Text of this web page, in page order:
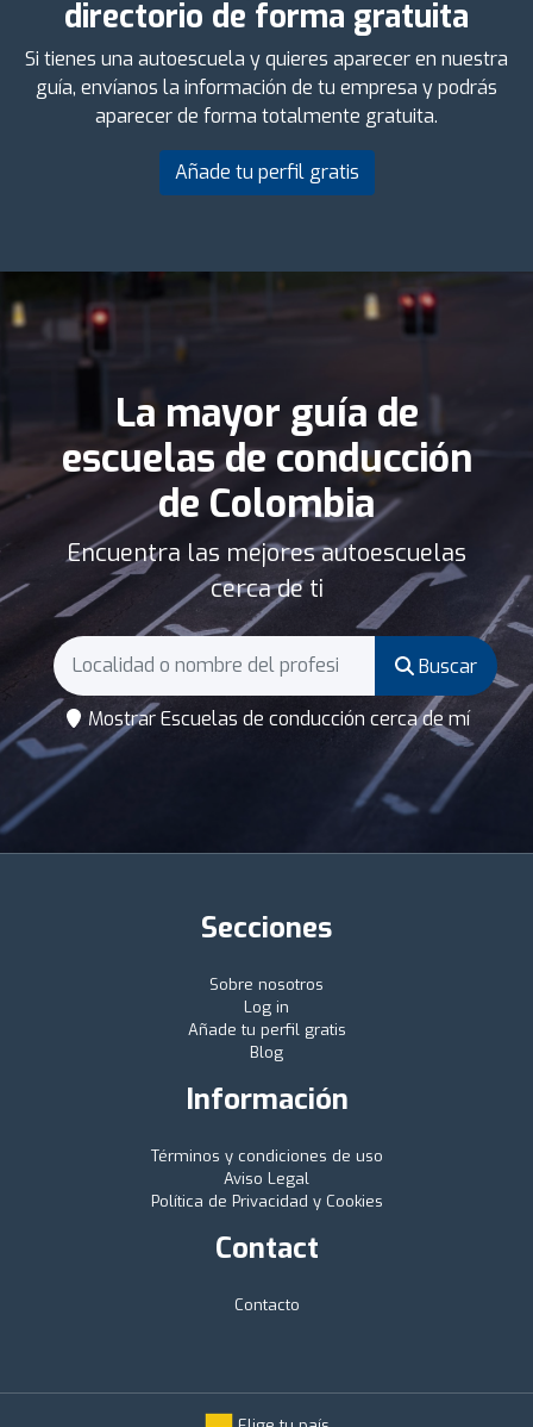
directorio de forma gratuita
Si tienes una autoescuela y quieres aparecer en nuestra
guía, envíanos la información de tu empresa y podrás
aparecer de forma totalmente gratuita.
Añade tu perfil gratis
La mayor guía de
escuelas de conducción
de Colombia
Encuentra las mejores autoescuelas
cerca de ti
Buscar
Mostrar Escuelas de conducción cerca de mí
Secciones
Sobre nosotros
Log in
Añade tu perfil gratis
Blog
Información
Términos y condiciones de uso
Aviso Legal
Política de Privacidad y Cookies
Contact
Contacto